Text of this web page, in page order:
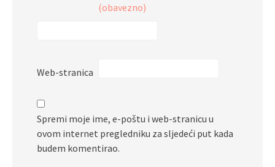
(obavezno)
Web-stranica
Spremi moje ime, e-poštu i web-stranicu u
ovom internet pregledniku za sljedeći put kada
budem komentirao.